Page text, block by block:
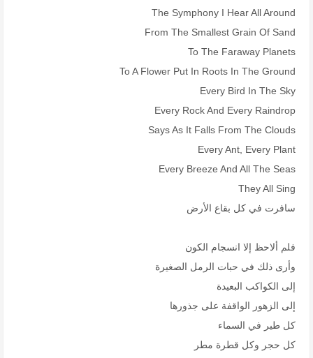
The Symphony I Hear All Around
From The Smallest Grain Of Sand
To The Faraway Planets
To A Flower Put In Roots In The Ground
Every Bird In The Sky
Every Rock And Every Raindrop
Says As It Falls From The Clouds
Every Ant, Every Plant
Every Breeze And All The Seas
They All Sing
سافرت في كل بقاع الأرض
فلم ألاحظ إلا انسجام الكون
وأرى ذلك في حبات الرمل الصغيرة
إلى الكواكب البعيدة
إلى الزهور الواقفة على جذورها
كل طير في السماء
كل حجر وكل قطرة مطر